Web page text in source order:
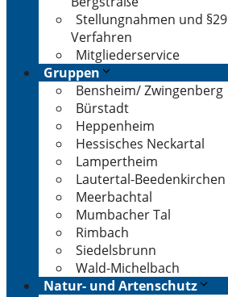
Stellungnahmen und §29
Verfahren
Mitgliederservice
Gruppen
Bensheim/ Zwingenberg
Bürstadt
Heppenheim
Hessisches Neckartal
Lampertheim
Lautertal-Beedenkirchen
Meerbachtal
Mumbacher Tal
Rimbach
Siedelsbrunn
Wald-Michelbach
Natur- und Artenschutz